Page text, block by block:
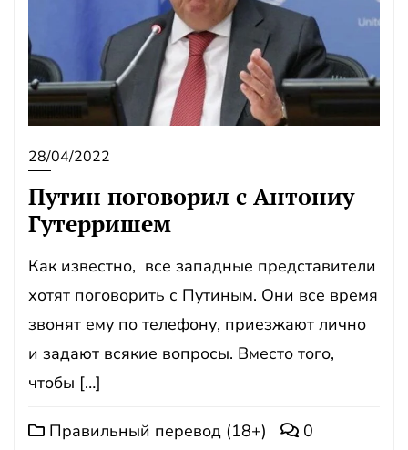
28/04/2022
Путин поговорил с Антониу
Гутерришем
Как известно, все западные представители
хотят поговорить с Путиным. Они все время
звонят ему по телефону, приезжают лично
и задают всякие вопросы. Вместо того,
чтобы […]
Правильный перевод (18+) 0